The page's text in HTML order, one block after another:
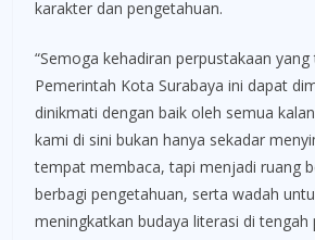
karakter dan pengetahuan.
“Semoga kehadiran perpustakaan
Pemerintah Kota Surabaya ini dapat
dinikmati dengan baik oleh semua
kami di sini bukan hanya sekadar
tempat membaca, tapi menjadi ruang
berbagi pengetahuan, serta wadah
meningkatkan budaya literasi di tengah